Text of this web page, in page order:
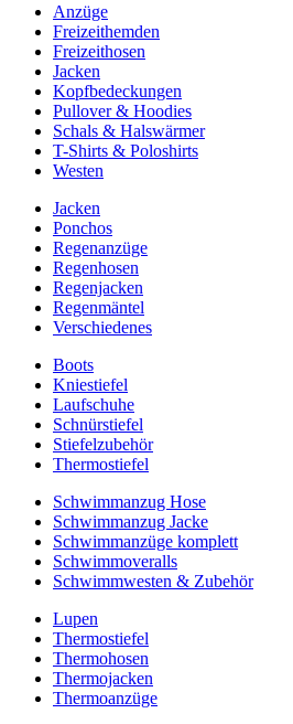
Anzüge
Freizeithemden
Freizeithosen
Jacken
Kopfbedeckungen
Pullover & Hoodies
Schals & Halswärmer
T-Shirts & Poloshirts
Westen
Jacken
Ponchos
Regenanzüge
Regenhosen
Regenjacken
Regenmäntel
Verschiedenes
Boots
Kniestiefel
Laufschuhe
Schnürstiefel
Stiefelzubehör
Thermostiefel
Schwimmanzug Hose
Schwimmanzug Jacke
Schwimmanzüge komplett
Schwimmoveralls
Schwimmwesten & Zubehör
Lupen
Thermostiefel
Thermohosen
Thermojacken
Thermoanzüge